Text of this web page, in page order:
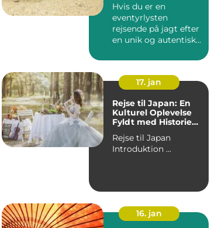
Hvis du er en
eventyrlysten
rejsende på jagt efter
en unik og autentisk
rejse ti...
17. jan
Rejse til Japan: En
Kulturel Oplevelse
Fyldt med Historie
Rejse til Japan
Introduktion ...
16. jan